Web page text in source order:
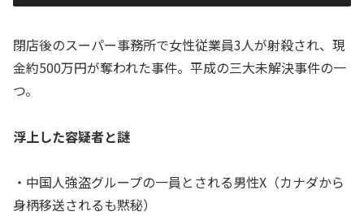
閉店後のスーパー事務所で女性従業員3人が射殺され、現
金約500万円が奪われた事件。平成の三大未解決事件の一
つ。
浮上した容疑者と謎
・中国人強盗グループの一員とされる男性X（カナダから
身柄移送されるも黙秘）